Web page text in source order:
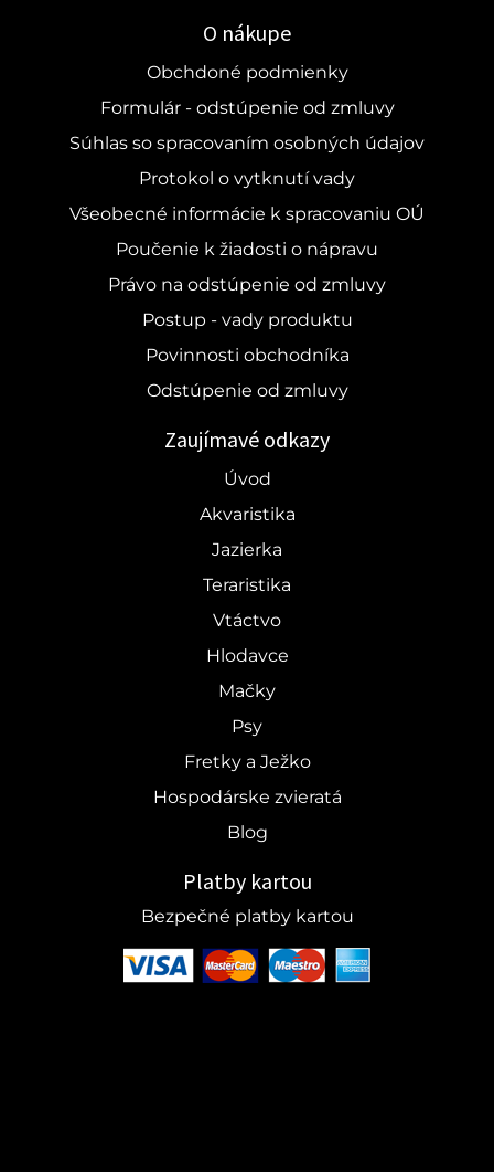
O nákupe
Obchdoné podmienky
Formulár - odstúpenie od zmluvy
Súhlas so spracovaním osobných údajov
Protokol o vytknutí vady
Všeobecné informácie k spracovaniu OÚ
Poučenie k žiadosti o nápravu
Právo na odstúpenie od zmluvy
Postup - vady produktu
Povinnosti obchodníka
Odstúpenie od zmluvy
Zaujímavé odkazy
Úvod
Akvaristika
Jazierka
Teraristika
Vtáctvo
Hlodavce
Mačky
Psy
Fretky a Ježko
Hospodárske zvieratá
Blog
Platby kartou
Bezpečné platby kartou